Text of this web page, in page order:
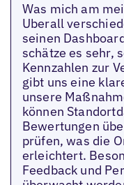
Was mich am
Uberall
seinen
schätze es sehr,
Kennzahlen zur
gibt uns eine
unsere
können
Bewertungen
prüfen, was die
erleichtert.
Feedback und